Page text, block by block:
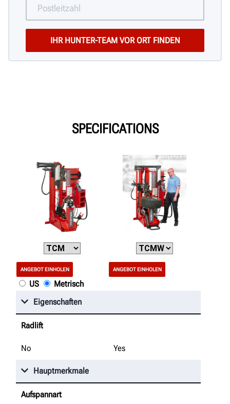
SPECIFICATIONS
ANGEBOT EINHOLEN ANGEBOT EINHOLEN
US
Metrisch
Eigenschaften
Radlift
No Yes
Hauptmerkmale
Aufspannart